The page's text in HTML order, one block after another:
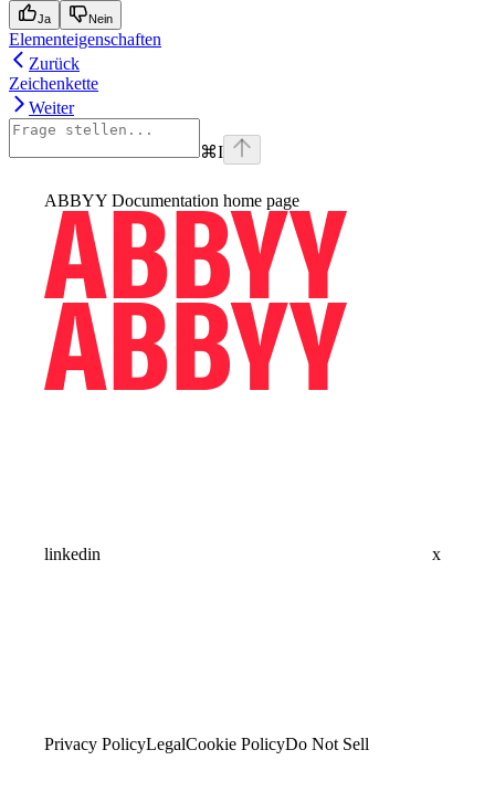
Ja Nein
Elementeigenschaften
Zurück
Zeichenkette
Weiter
⌘I
ABBYY Documentation home page
linkedin x
Privacy PolicyLegalCookie PolicyDo Not Sell